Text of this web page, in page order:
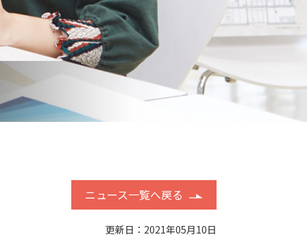
ニュース一覧へ戻る
更新日：2021年05月10日